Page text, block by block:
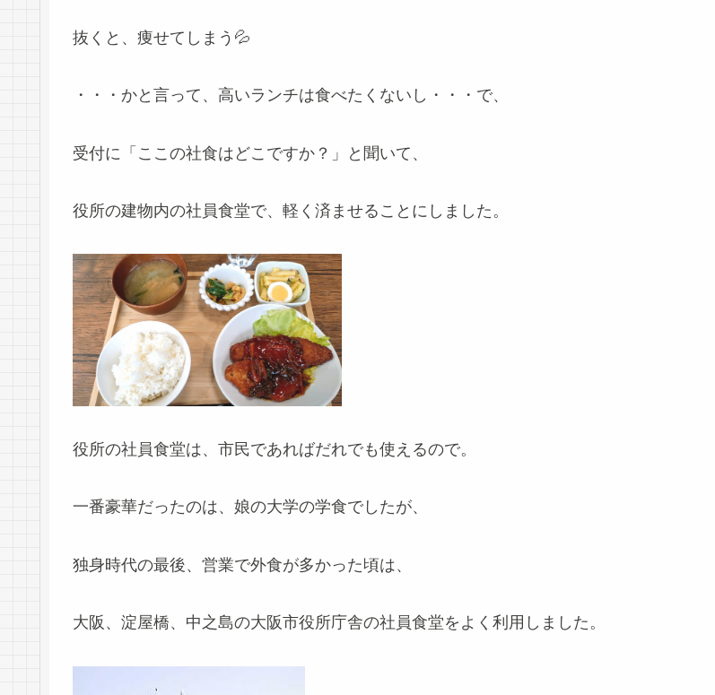
抜くと、痩せてしまう💦
・・・かと言って、高いランチは食べたくないし・・・で、
受付に「ここの社食はどこですか？」と聞いて、
役所の建物内の社員食堂で、軽く済ませることにしました。
役所の社員食堂は、市民であればだれでも使えるので。
一番豪華だったのは、娘の大学の学食でしたが、
独身時代の最後、営業で外食が多かった頃は、
大阪、淀屋橋、中之島の大阪市役所庁舎の社員食堂をよく利用しました。